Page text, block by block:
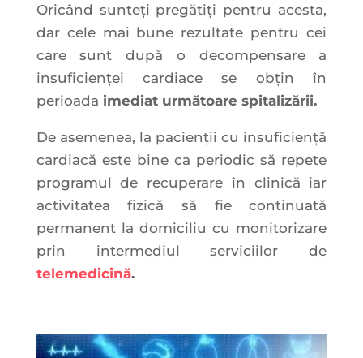
Oricând sunteți pregătiți pentru acesta,
dar cele mai bune rezultate pentru cei
care sunt după o decompensare a
insuficienței cardiace se obțin în
perioada imediat următoare spitalizării.
De asemenea, la pacienții cu insuficiență
cardiacă este bine ca periodic să repete
programul de recuperare în clinică iar
activitatea fizică să fie continuată
permanent la domiciliu cu monitorizare
prin intermediul serviciilor de
telemedicină.